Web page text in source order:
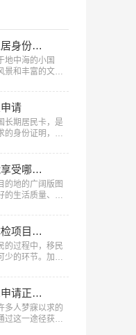
申请马耳他永居身份费用清单
地中海的小国
和丰富的文化
以享受这个国家
马耳他永居身
费用，以下是美
马耳他永居身份
请
长期居民卡，是
身份证明，在
么，美国绿卡怎
美福国际将详
申请流程和条
。…
移民加拿大能享受哪些福利
的地的广阔版图
生活质量、丰
，成为了众多家
，到底移民加
？下面美福国
加拿大后能享受
加拿大移民体检项目和注意事项
的过程中，移民
的环节。加拿
也是确保新移民
的一项重要措
将详细介绍加拿
注意事项​，从体
具体体检项目到
美国投资移民申请正式绿卡要什么条件
多人梦寐以求的
这一途径获得